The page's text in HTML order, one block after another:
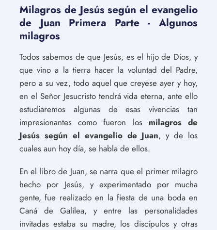
Milagros de Jesús según el evangelio
de Juan Primera Parte - Algunos
milagros
Todos sabemos de que Jesús, es el hijo de Dios, y
que vino a la tierra hacer la voluntad del Padre,
pero a su vez, todo aquel que creyese ayer y hoy,
en el Señor Jesucristo tendrá vida eterna, ante ello
estudiaremos algunas de esas vivencias tan
impresionantes como fueron los milagros de
Jesús según el evangelio de Juan, y de los
cuales aun hoy día, se habla de ellos.
En el libro de Juan, se narra que el primer milagro
hecho por Jesús, y experimentado por mucha
gente, fue realizado en la fiesta de una boda en
Caná de Galilea, y entre las personalidades
invitadas estaba su madre, los discípulos y otras